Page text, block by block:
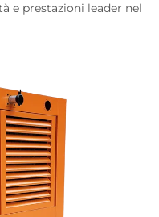
e prestazioni leader nel